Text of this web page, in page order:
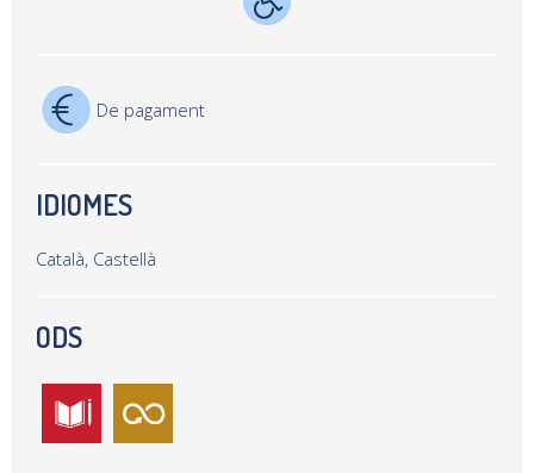
De pagament
IDIOMES
Català, Castellà
ODS